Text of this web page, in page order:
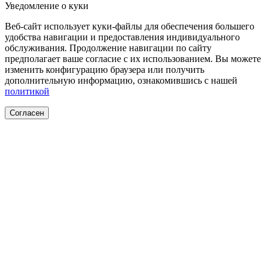
Уведомление о куки
Веб-сайт использует куки-файлы для обеспечения большего
удобства навигации и предоставления индивидуального
обслуживания. Продолжение навигации по сайту
предполагает ваше согласие с их использованием. Вы можете
изменить конфигурацию браузера или получить
дополнительную информацию, ознакомившись с нашей
политикой
Согласен